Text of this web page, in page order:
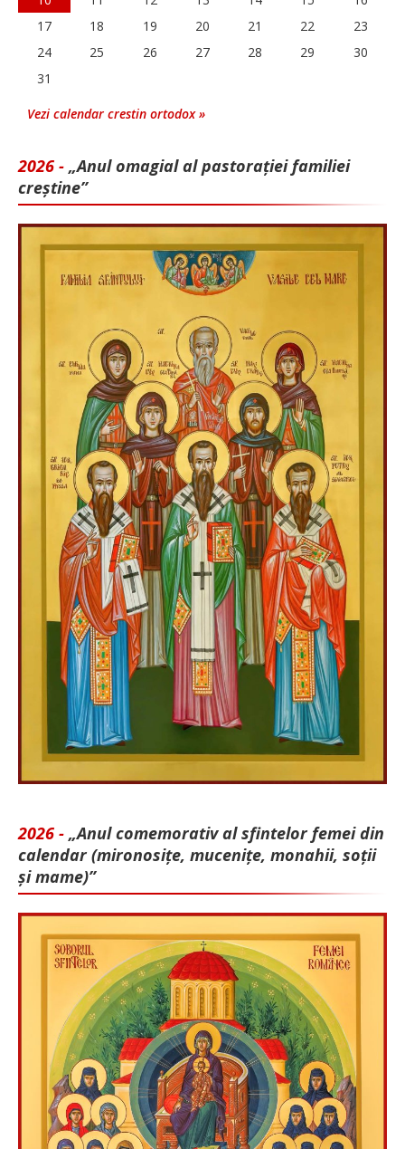
17
18 19 20 21 22
23
24
25 26 27 28 29
30
31
Vezi calendar crestin ortodox »
2026 - „Anul omagial al pastorației familiei
creștine”
2026 - „Anul comemorativ al sfintelor femei din
calendar (mironosițe, mu­cenițe, monahii, soții
și mame)”